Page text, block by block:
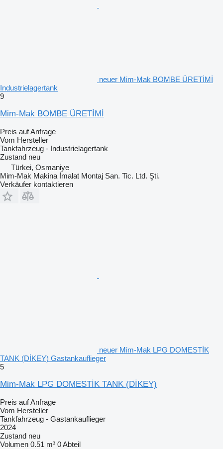
neuer Mim-Mak BOMBE ÜRETİMİ
Industrielagertank
9
Mim-Mak BOMBE ÜRETİMİ
Preis auf Anfrage
Vom Hersteller
Tankfahrzeug - Industrielagertank
Zustand neu
Türkei, Osmaniye
Mim-Mak Makina İmalat Montaj San. Tic. Ltd. Şti.
Verkäufer kontaktieren
neuer Mim-Mak LPG DOMESTİK
TANK (DİKEY) Gastankauflieger
5
Mim-Mak LPG DOMESTİK TANK (DİKEY)
Preis auf Anfrage
Vom Hersteller
Tankfahrzeug - Gastankauflieger
2024
Zustand neu
Volumen 0.51 m³ 0 Abteil